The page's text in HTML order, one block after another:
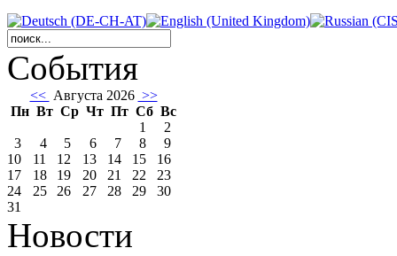
События
<< Августа 2026 >>
Пн Вт Ср Чт Пт Сб Вс
1
2
3
4 5 6 7 8
9
10
11 12 13 14 15
16
17
18 19 20 21 22
23
24
25 26 27 28 29
30
31
Новости